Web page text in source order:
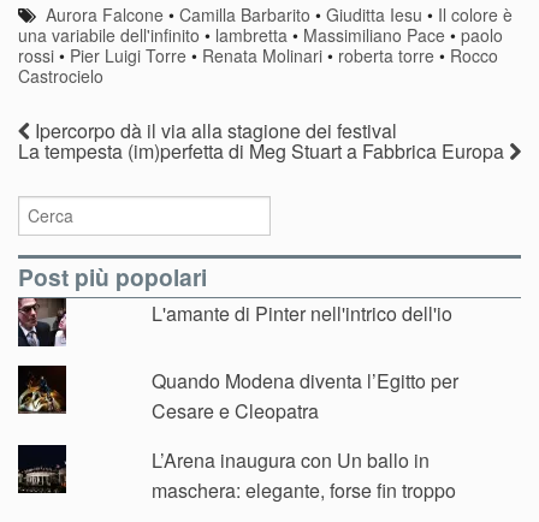
Aurora Falcone •Camilla Barbarito •Giuditta Iesu • Il colore è
una variabile dell'infinito • lambretta • Massimiliano Pace • paolo
rossi • Pier Luigi Torre • Renata Molinari • roberta torre • Rocco
Castrocielo
Ipercorpo dà il via alla stagione dei festival
La tempesta (im)perfetta di Meg Stuart a Fabbrica Europa
Post più popolari
L'amante di Pinter nell'intrico dell'io
Quando Modena diventa l’Egitto per
Cesare e Cleopatra
L’Arena inaugura con Un ballo in
maschera: elegante, forse fin troppo